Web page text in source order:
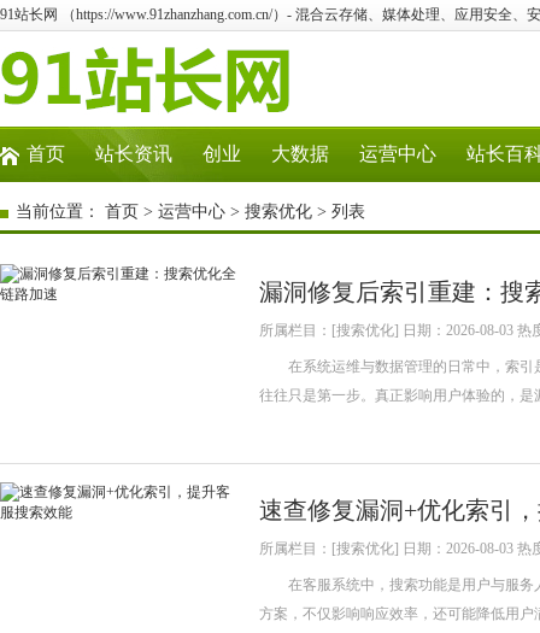
91站长网 （https://www.91zhanzhang.com.cn/）- 混合云存储、媒体处理、应用安全、
首页 站长资讯 创业 大数据 运营中心 站长百
当前位置： 首页 > 运营中心 > 搜索优化 > 列表
漏洞修复后索引重建：搜
所属栏目：[搜索优化] 日期：2026-08-03 热
在系统运维与数据管理的日常中，索引
往往只是第一步。真正影响用户体验的，
速查修复漏洞+优化索引
所属栏目：[搜索优化] 日期：2026-08-03 热
在客服系统中，搜索功能是用户与服务
方案，不仅影响响应效率，还可能降低用